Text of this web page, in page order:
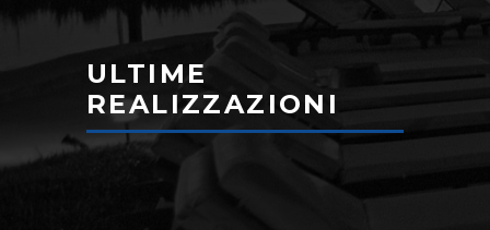
ULTIME
REALIZZAZIONI